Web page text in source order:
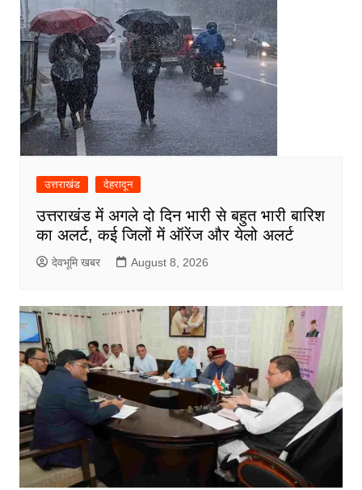
उत्तराखंड देहरादून
उत्तराखंड में अगले दो दिन भारी से बहुत भारी बारिश
का अलर्ट, कई जिलों में ऑरेंज और येलो अलर्ट
देवभूमि खबर August 8, 2026